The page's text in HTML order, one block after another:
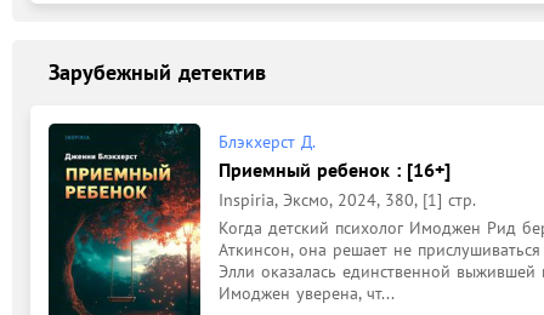
Зарубежный детектив
Блэкхерст Д.
Приемный ребенок : [16+]
Inspiria, Эксмо, 2024, 380, [1] стр.
Когда детский психолог Имоджен Рид
Аткинсон, она решает не
Элли оказалась единственной
Имоджен уверена, чт...